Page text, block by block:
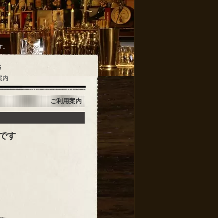
ご利用案内
す
内